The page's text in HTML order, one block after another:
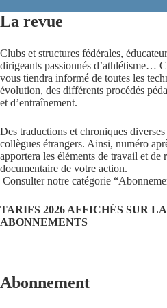
La revue
Clubs et structures fédérales,
dirigeants passionnés d’athlétisme…
vous tiendra informé de toutes les
évolution, des différents procédés
et d’entraînement.
Des traductions et chroniques
collègues étrangers. Ainsi, numéro
apportera les éléments de travail et
documentaire de votre action.
Consulter notre catégorie
TARIFS 2026 AFFICHÉS SUR
ABONNEMENTS
Abonnement